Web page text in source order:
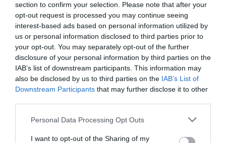
section to confirm your selection. Please note that after your
opt-out request is processed you may continue seeing
interest-based ads based on personal information utilized by
us or personal information disclosed to third parties prior to
your opt-out. You may separately opt-out of the further
disclosure of your personal information by third parties on the
IAB’s list of downstream participants. This information may
also be disclosed by us to third parties on the IAB’s List of
Downstream Participants that may further disclose it to other
Personal Data Processing Opt Outs
I want to opt-out of the Sharing of my
Θα µπορώ να ψαρέψω σε όλα τα βάθη;
Ναι, φτάνει να